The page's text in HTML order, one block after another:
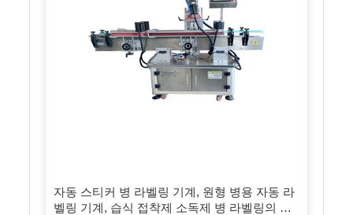
자동 스티커 병 라벨링 기계, 원형 병용 자동 라
벨링 기계, 습식 접착제 소독제 병 라벨링의 병